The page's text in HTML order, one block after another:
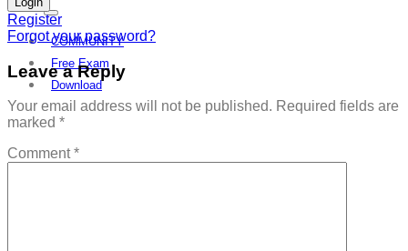
COMMUNITY
Free Exam
Download
Register
Forgot your password?
Leave a Reply
Your email address will not be published. Required fields are
marked *
Comment*